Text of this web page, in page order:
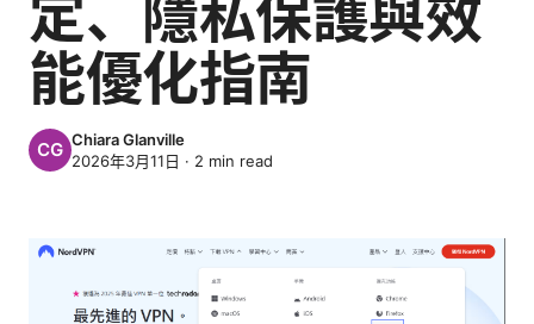
定、隱私保護與效
能優化指南
Chiara Glanville
2026年3月11日 · 2 min read